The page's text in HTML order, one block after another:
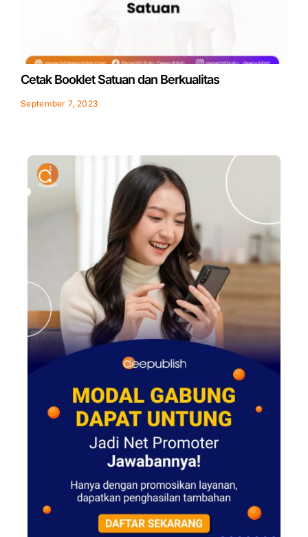
Cetak Booklet Satuan dan Berkualitas
September 7, 2023